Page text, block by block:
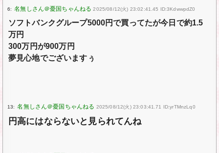
6: 2025/08/12(火) 23:02:41.45 ID:3KdwwpdZ0
ソフトバンクグループ5000円で買ってたが今日で約1.5
万円
300万円が900万円
夢見心地でございますぅ
13: 2025/08/12(火) 23:03:41.71 ID:yrTMnzLq0
円高にはならないと見られてんね